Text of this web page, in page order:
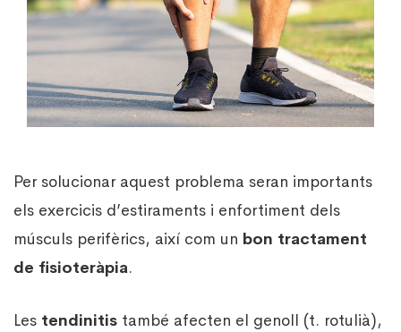
Per solucionar aquest problema seran importants
els exercicis d’estiraments i enfortiment dels
músculs perifèrics, així com un bon tractament
de fisioteràpia.
Les tendinitis també afecten el genoll (t. rotulià),